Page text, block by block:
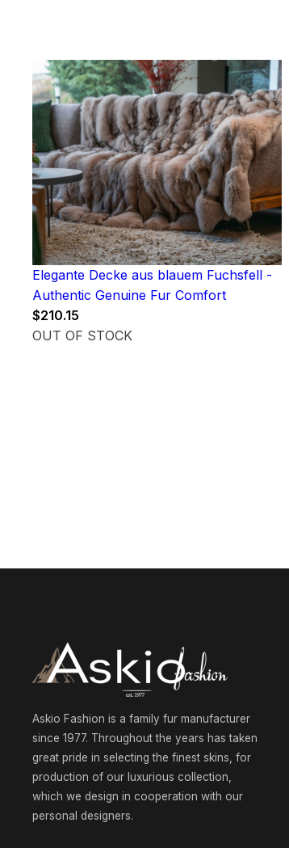
Elegante Decke aus blauem Fuchsfell -
Authentic Genuine Fur Comfort
$210.15
OUT OF STOCK
Askio Fashion is a family fur manufacturer
since 1977. Throughout the years has taken
great pride in selecting the finest skins, for
production of our luxurious collection,
which we design in cooperation with our
personal designers.